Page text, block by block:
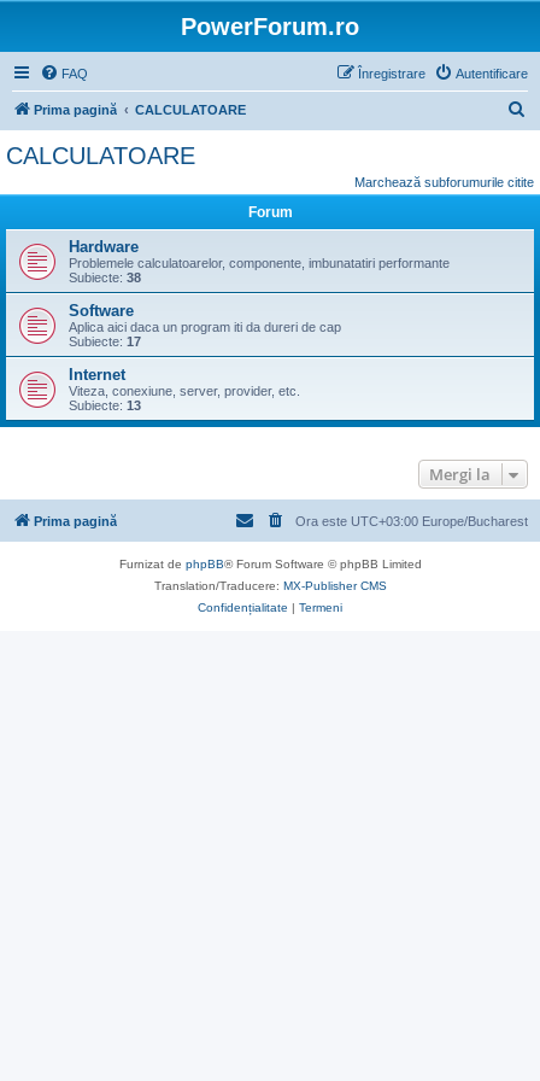
PowerForum.ro
FAQ Autentificare
Înregistrare
Prima pagină CALCULATOARE
t
CALCULATOARE
Marchează subforumurile citite
Forum
Hardware
Problemele calculatoarelor, componente, imbunatatiri performante
Subiecte: 38
Software
Aplica aici daca un program iti da dureri de cap
Subiecte: 17
Internet
Viteza, conexiune, server, provider, etc.
Subiecte: 13
Mergi la
Prima pagină Ora este UTC+03:00 Europe/Bucharest
Furnizat de phpBB® Forum Software © phpBB Limited
Translation/Traducere: MX-Publisher CMS
Confidențialitate | Termeni